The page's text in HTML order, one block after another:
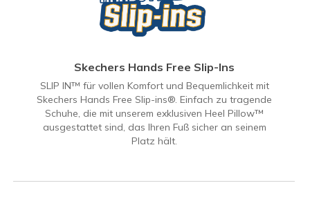
Skechers Hands Free Slip-Ins
SLIP IN™ für vollen Komfort und Bequemlichkeit mit
Skechers Hands Free Slip-ins®. Einfach zu tragende
Schuhe, die mit unserem exklusiven Heel Pillow™
ausgestattet sind, das Ihren Fuß sicher an seinem
Platz hält.